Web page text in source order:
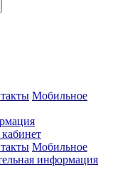
Мобильное
Мобильное
информация